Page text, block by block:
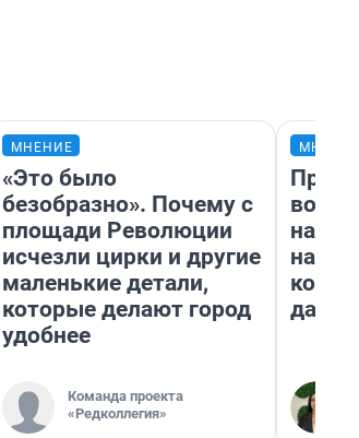
МНЕНИЕ
«Это было
безобразно». Почему с
площади Революции
исчезли цирки и другие
маленькие детали,
которые делают город
удобнее
Команда проекта
«Редколлегия»
нам
даже